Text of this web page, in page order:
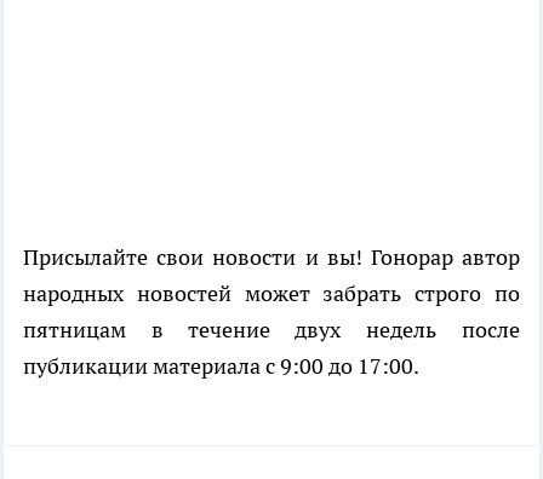
Присылайте свои новости и вы! Гонорар автор
народных новостей может забрать строго по
пятницам в течение двух недель после
публикации материала с 9:00 до 17:00.